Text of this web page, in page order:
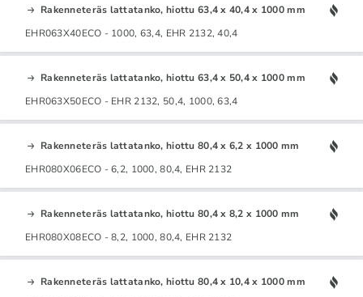
Rakenneteräs lattatanko, hiottu 63,4 x 40,4 x 1000 mm
EHR063X40ECO - 1000, 63,4, EHR 2132, 40,4
Rakenneteräs lattatanko, hiottu 63,4 x 50,4 x 1000 mm
EHR063X50ECO - EHR 2132, 50,4, 1000, 63,4
Rakenneteräs lattatanko, hiottu 80,4 x 6,2 x 1000 mm
EHR080X06ECO - 6,2, 1000, 80,4, EHR 2132
Rakenneteräs lattatanko, hiottu 80,4 x 8,2 x 1000 mm
EHR080X08ECO - 8,2, 1000, 80,4, EHR 2132
Rakenneteräs lattatanko, hiottu 80,4 x 10,4 x 1000 mm